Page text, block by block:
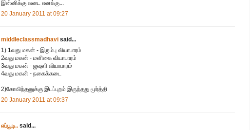
இன்னிக்கு வடை எனக்கு...
20 January 2011 at 09:27
middleclassmadhavi said...
1) 1வது மகன் - இரும்பு வியாபாரம்
2வது மகன் - மளிகை வியாபாரம்
3வது மகன் - ஜவுளி வியாபாரம்
4வது மகன் - நகைக்கடை
2)கோவிந்தனுக்கு இடப்புறம் இருந்தது மூர்த்தி
20 January 2011 at 09:37
எப்பூடி.. said...